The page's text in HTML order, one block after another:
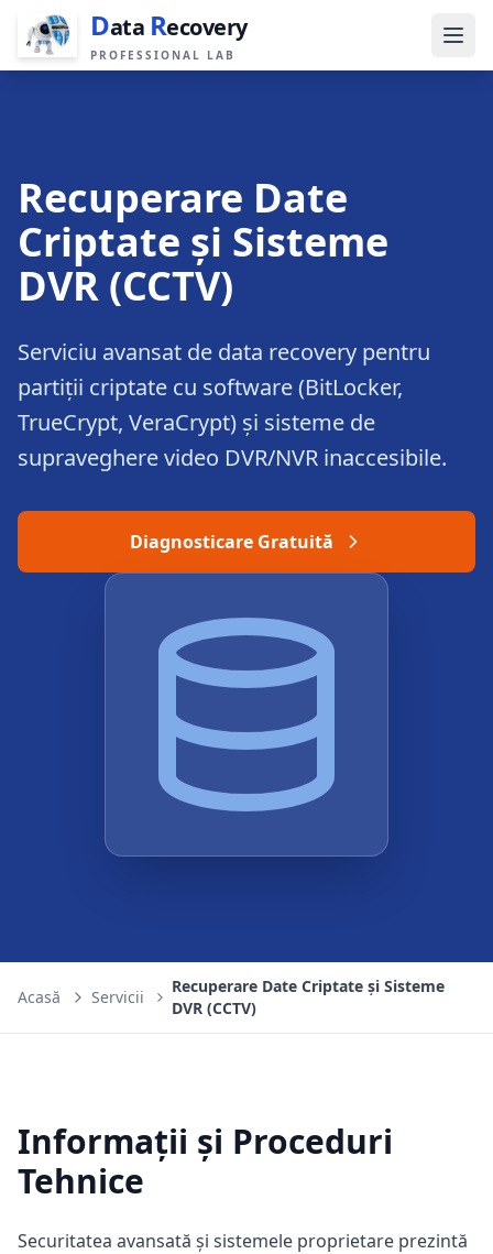
Data Recovery
PROFESSIONAL LAB
Recuperare Date
Criptate și Sisteme
DVR (CCTV)
Serviciu avansat de data recovery pentru
partiții criptate cu software (BitLocker,
TrueCrypt, VeraCrypt) și sisteme de
supraveghere video DVR/NVR inaccesibile.
Diagnosticare Gratuită
Acasă Servicii
Recuperare Date Criptate și Sisteme
DVR (CCTV)
Informații și Proceduri
Tehnice
Securitatea avansată și sistemele proprietare prezintă